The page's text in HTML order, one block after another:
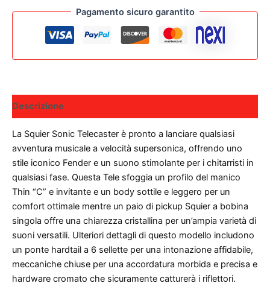
Pagamento sicuro garantito
Descrizione
La Squier Sonic Telecaster è pronto a lanciare qualsiasi
avventura musicale a velocità supersonica, offrendo uno
stile iconico Fender e un suono stimolante per i chitarristi in
qualsiasi fase. Questa Tele sfoggia un profilo del manico
Thin “C” e invitante e un body sottile e leggero per un
comfort ottimale mentre un paio di pickup Squier a bobina
singola offre una chiarezza cristallina per un’ampia varietà di
suoni versatili. Ulteriori dettagli di questo modello includono
un ponte hardtail a 6 sellette per una intonazione affidabile,
meccaniche chiuse per una accordatura morbida e precisa e
hardware cromato che sicuramente catturerà i riflettori.